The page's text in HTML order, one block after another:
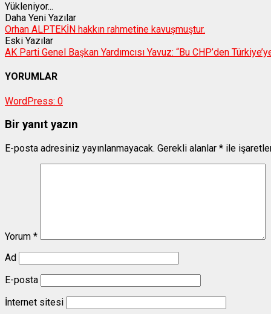
Yükleniyor...
Daha Yeni Yazılar
Orhan ALPTEKİN hakkın rahmetine kavuşmuştur.
Eski Yazılar
AK Parti Genel Başkan Yardımcısı Yavuz: “Bu CHP’den
YORUMLAR
WordPress: 0
Bir yanıt yazın
E-posta adresiniz yayınlanmayacak. Gerekli alanlar * ile
Yorum *
Ad
E-posta
İnternet sitesi